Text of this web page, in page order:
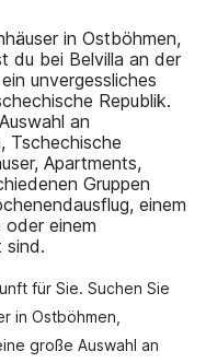
in Ostböhmen,
du bei Belvilla an der
unvergessliches
Republik.
an
Tschechische
Apartments,
Gruppen
einem
oder einem
sind.
für Sie. Suchen Sie
in Ostböhmen,
große Auswahl an